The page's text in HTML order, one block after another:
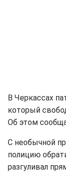
В Черкассах
который
Об этом
С необычной
полицию
разгуливал